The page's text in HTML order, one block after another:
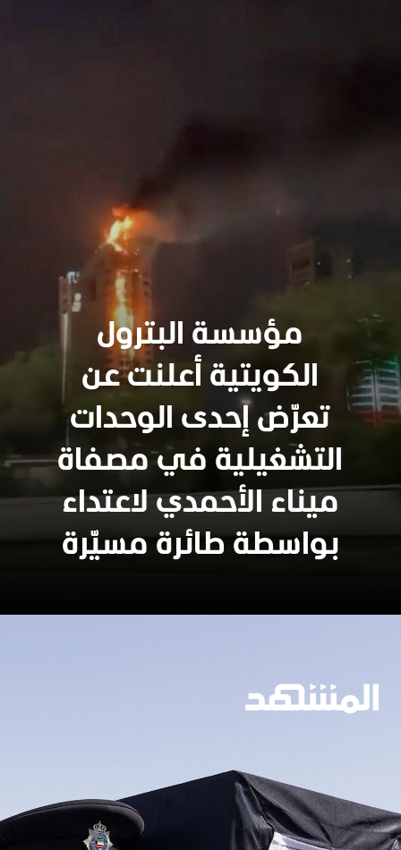
مؤسسة البترول
الكويتية أعلنت عن
تعرّض إحدى الوحدات
التشغيلية في مصفاة
ميناء الأحمدي لاعتداء
بواسطة طائرة مسيّرة